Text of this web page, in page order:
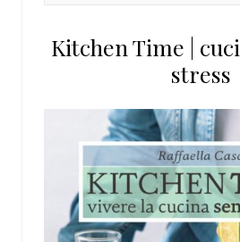
sito
Kitchen Time |
stress